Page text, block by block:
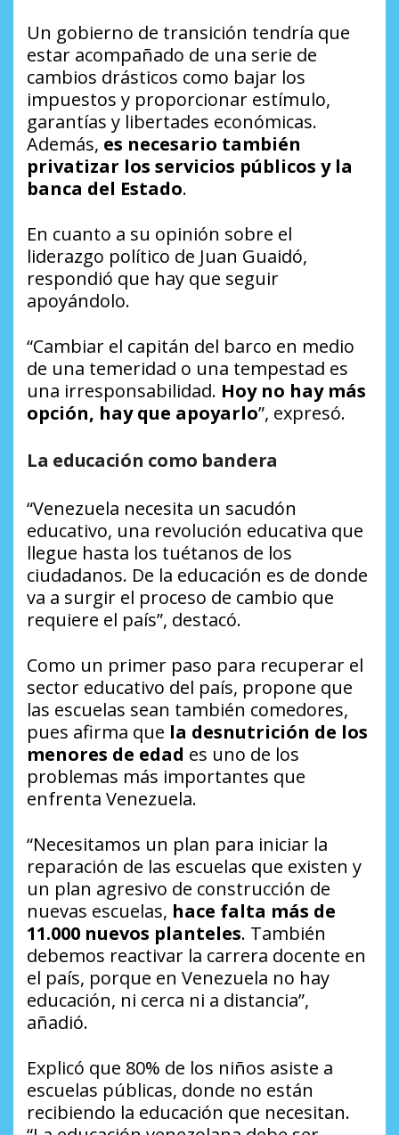
Un gobierno de transición tendría que
estar acompañado de una serie de
cambios drásticos como bajar los
impuestos y proporcionar estímulo,
garantías y libertades económicas.
Además, es necesario también
privatizar los servicios públicos y la
banca del Estado.
En cuanto a su opinión sobre el
liderazgo político de Juan Guaidó,
respondió que hay que seguir
apoyándolo.
“Cambiar el capitán del barco en medio
de una temeridad o una tempestad es
una irresponsabilidad. Hoy no hay más
opción, hay que apoyarlo”, expresó.
La educación como bandera
“Venezuela necesita un sacudón
educativo, una revolución educativa que
llegue hasta los tuétanos de los
ciudadanos. De la educación es de donde
va a surgir el proceso de cambio que
requiere el país”, destacó.
Como un primer paso para recuperar el
sector educativo del país, propone que
las escuelas sean también comedores,
pues afirma que la desnutrición de los
menores de edad es uno de los
problemas más importantes que
enfrenta Venezuela.
“Necesitamos un plan para iniciar la
reparación de las escuelas que existen y
un plan agresivo de construcción de
nuevas escuelas, hace falta más de
11.000 nuevos planteles. También
debemos reactivar la carrera docente en
el país, porque en Venezuela no hay
educación, ni cerca ni a distancia”,
añadió.
Explicó que 80% de los niños asiste a
escuelas públicas, donde no están
recibiendo la educación que necesitan.